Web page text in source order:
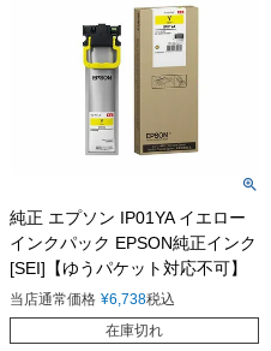
純正 エプソン IP01YA イエロー
インクパック EPSON純正インク
[SEI]【ゆうパケット対応不可】
当店通常価格 ¥6,738税込
在庫切れ